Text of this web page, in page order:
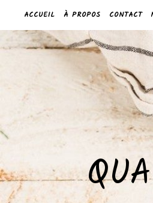
ACCUEIL À PROPOS CONTACT